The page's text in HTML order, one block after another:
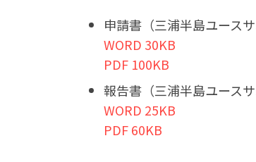
申請書（三浦半島ユース
WORD 30KB
PDF 100KB
報告書（三浦半島ユース
WORD 25KB
PDF 60KB